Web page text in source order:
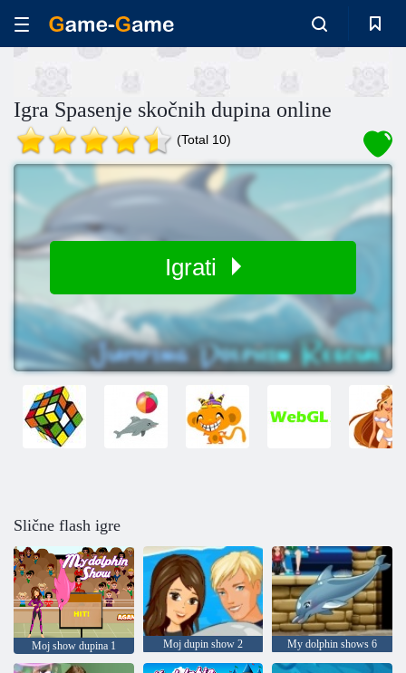
Igra Spasenje skočnih dupina online
(Total 10)
Igrati
Slične flash igre
Moj show dupina 1 Moj dupin show 2 My dolphin shows 6